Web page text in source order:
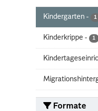
Kindergarten - 1
Kinderkrippe - 1
Formate